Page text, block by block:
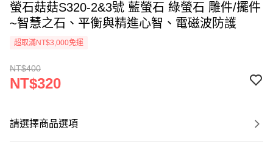
螢石菇菇S320-2&3號 藍螢石 綠螢石 雕件/擺件
~智慧之石、平衡與精進心智、電磁波防護
超取滿NT$3,000免運
NT$400
NT$320
請選擇商品選項